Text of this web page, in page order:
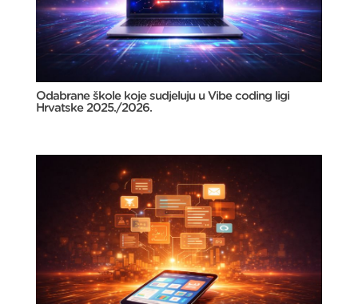
Odabrane škole koje sudjeluju u Vibe coding ligi
Hrvatske 2025./2026.